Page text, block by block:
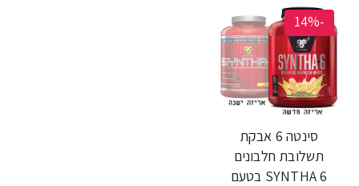
-14%
סינטה 6 אבקת
תשלובת חלבונים
SYNTHA 6 בטעם